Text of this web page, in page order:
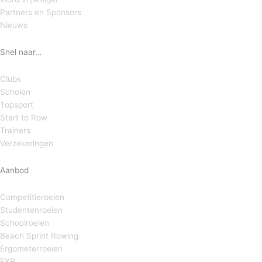
Partners en Sponsors
Nieuws
Snel naar…
Clubs
Scholen
Topsport
Start to Row
Trainers
Verzekeringen
Aanbod
Competitieroeien
Studentenroeien
Schoolroeien
Beach Sprint Rowing
Ergometerroeien